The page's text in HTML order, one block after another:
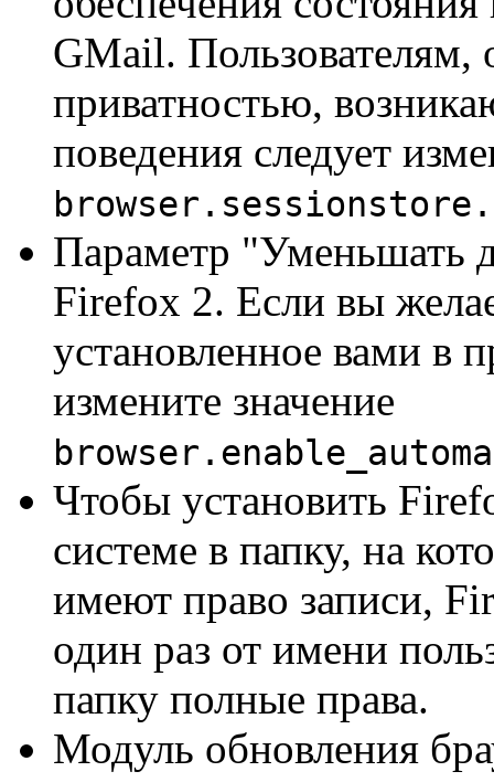
GMail.
приватностью,
поведения следует
Параметр "Уменьшать
Firefox 2. Если вы
установленное вами в
измените значение
Чтобы установить
системе в папку, на
имеют право записи,
один раз от имени
папку полные права.
Модуль обновления